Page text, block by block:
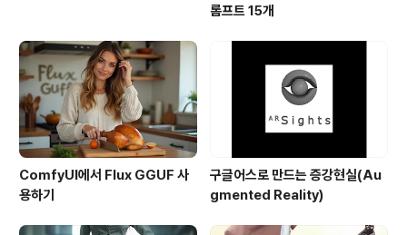
롬프트 15개
ComfyUI에서 Flux GGUF 사
용하기
구글어스로 만드는 증강현실(Au
gmented Reality)